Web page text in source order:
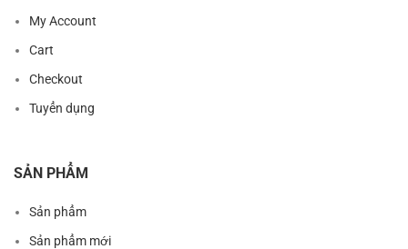
My Account
Cart
Checkout
Tuyển dụng
SẢN PHẨM
Sản phẩm
Sản phẩm mới